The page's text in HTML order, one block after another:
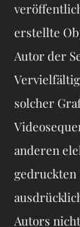
erstellte
Autor der
solcher
anderen
gedruckten
Autors